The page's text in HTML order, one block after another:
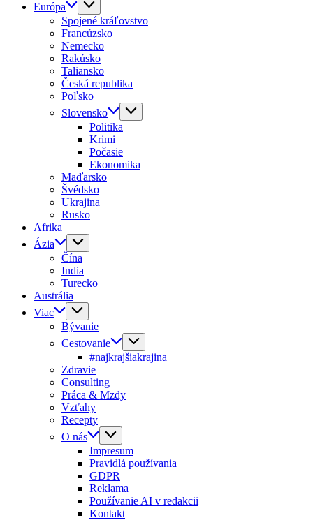
Európa
Spojené kráľovstvo
Francúzsko
Nemecko
Rakúsko
Taliansko
Česká republika
Poľsko
Slovensko
Politika
Krimi
Počasie
Ekonomika
Maďarsko
Švédsko
Ukrajina
Rusko
Afrika
Ázia
Čína
India
Turecko
Austrália
Viac
Bývanie
Cestovanie
#najkrajšiakrajina
Zdravie
Consulting
Práca & Mzdy
Vzťahy
Recepty
O nás
Impresum
Pravidlá používania
GDPR
Reklama
Používanie AI v redakcii
Kontakt